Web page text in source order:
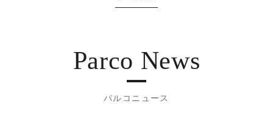
Parco News
パルコニュース